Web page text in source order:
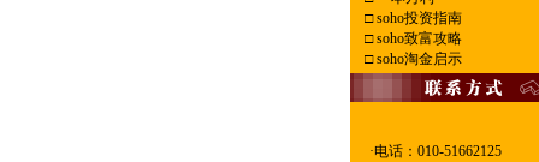
□soho投资指南
□soho致富攻略
□soho淘金启示
·电话：010-51662125